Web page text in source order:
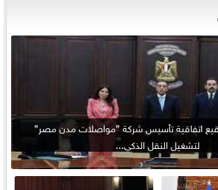
اتفاقية تأسيس شركة ”مواصلات مدن مصر”
لتشغيل النقل الذكي...